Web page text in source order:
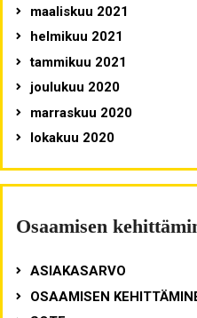
maaliskuu 2021
helmikuu 2021
tammikuu 2021
joulukuu 2020
marraskuu 2020
lokakuu 2020
Osaamisen
ASIAKASARVO
OSAAMISEN